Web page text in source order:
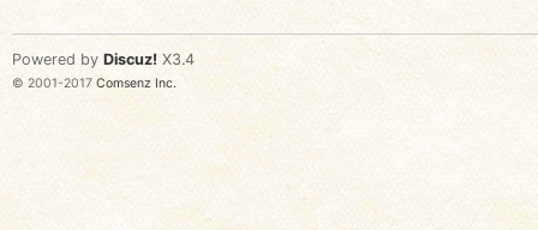
Powered by Discuz! X3.4
© 2001-2017 Comsenz Inc.